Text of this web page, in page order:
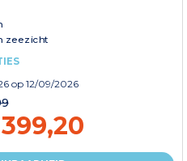
zeezicht
op 12/09/2026